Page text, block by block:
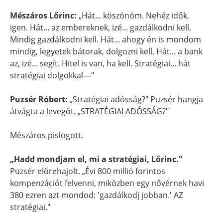
Mészáros Lőrinc: „Hát... köszönöm. Nehéz idők,
igen. Hát... az embereknek, izé... gazdálkodni kell.
Mindig gazdálkodni kell. Hát... ahogy én is mondom
mindig, legyetek bátorak, dolgozni kell. Hát... a bank
az, izé... segít. Hitel is van, ha kell. Stratégiai... hát
stratégiai dolgokkal—"
Puzsér Róbert: „Stratégiai adósság?" Puzsér hangja
átvágta a levegőt. „STRATÉGIAI ADÓSSÁG?"
Mészáros pislogott.
„Hadd mondjam el, mi a stratégiai, Lőrinc."
Puzsér előrehajolt. „Évi 800 millió forintos
kompenzációt felvenni, miközben egy nővérnek havi
380 ezren azt mondod: 'gazdálkodj jobban.' AZ
stratégiai."